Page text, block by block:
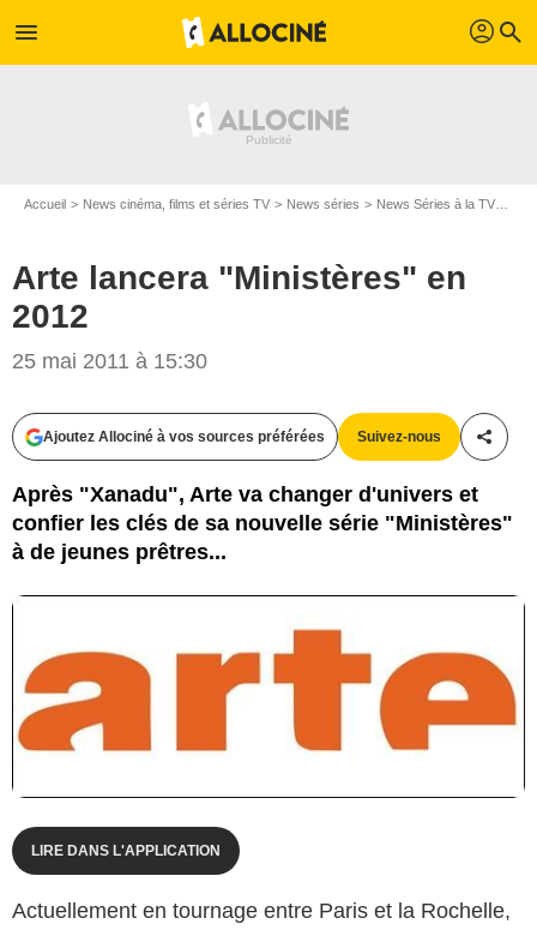
menu profil search
Accueil News cinéma, films et séries TV News séries News Séries à la TV
Arte lancera "Ministères" en
2012
25 mai 2011 à 15:30
Ajoutez Allociné à vos sources préférées Suivez-nous
Après "Xanadu", Arte va changer d'univers et
confier les clés de sa nouvelle série "Ministères"
à de jeunes prêtres...
LIRE DANS L'APPLICATION
Actuellement en tournage entre Paris et la Rochelle,